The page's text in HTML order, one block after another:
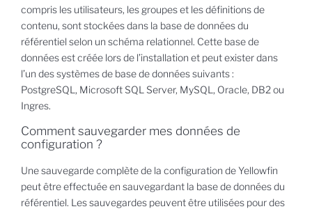
compris les utilisateurs, les groupes et les définitions de
contenu, sont stockées dans la base de données du
référentiel selon un schéma relationnel. Cette base de
données est créée lors de l’installation et peut exister dans
l’un des systèmes de base de données suivants :
PostgreSQL, Microsoft SQL Server, MySQL, Oracle, DB2 ou
Ingres.
Comment sauvegarder mes données de
configuration ?
Une sauvegarde complète de la configuration de Yellowfin
peut être effectuée en sauvegardant la base de données du
référentiel. Les sauvegardes peuvent être utilisées pour des